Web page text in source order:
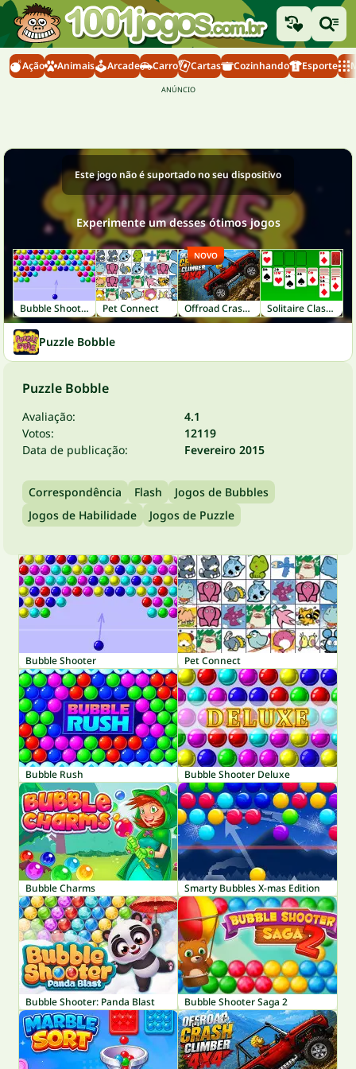
Ação Animais Arcade Carro Cartas Cozinhando Esporte
Este jogo não é suportado no seu dispositivo
Experimente um desses ótimos jogos
Bubble Shooter Pet Connect Offroad Crash Climber 4X4
NOVO
Solitaire Classic
Puzzle Bobble
Puzzle Bobble
Avaliação:
4.1
Votos:
12119
Data de publicação:
Fevereiro 2015
Correspondência Flash
Jogos de Bubbles
Jogos de Habilidade
Jogos de Puzzle
Bubble Shooter Pet Connect
Bubble Rush Bubble Shooter Deluxe
Bubble Charms Smarty Bubbles X-mas Edition
Bubble Shooter: Panda Blast Bubble Shooter Saga 2